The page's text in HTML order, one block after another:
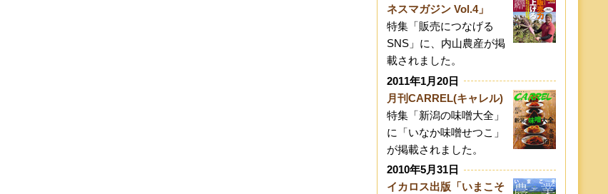
ネスマガジン Vol.4」
特集「販売につなげる
SNS」に、内山農産が掲
載されました。
2011年1月20日
月刊CARREL(キャレル)
特集「新潟の味噌大全」
に「いなか味噌せつこ」
が掲載されました。
2010年5月31日
イカロス出版「いまこそ